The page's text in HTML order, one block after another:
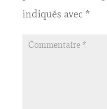
indiqués avec *